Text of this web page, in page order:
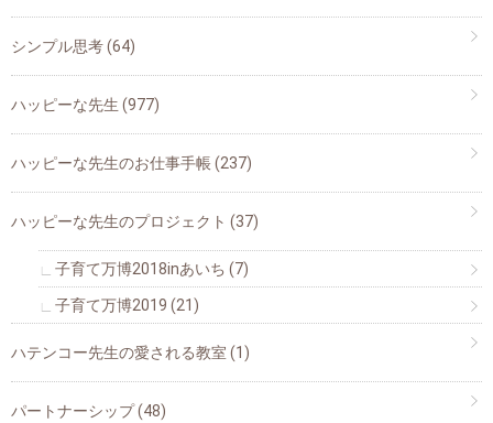
シンプル思考(64)
ハッピーな先生 (977)
ハッピーな先生のお仕事手帳 (237)
ハッピーな先生のプロジェクト (37)
子育て万博2018inあいち (7)
子育て万博2019 (21)
ハテンコー先生の愛される教室 (1)
パートナーシップ(48)